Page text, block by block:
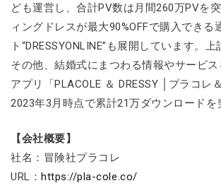
ども運営し、合計PV数は月間260万PVを
ィングドレスが最大90%OFFで購入できる
ト“DRESSYONLINE”も展開しています。上
その他、結婚式にまつわる情報やサービ
アプリ「PLACOLE ＆ DRESSY │プラコレ
2023年3月時点で累計21万ダウンロードを
【会社概要】
社名：冒険社プラコレ
URL：https://pla-cole.co/